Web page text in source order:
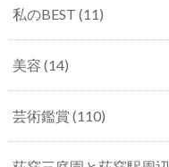
私のBEST (11)
美容 (14)
芸術鑑賞 (110)